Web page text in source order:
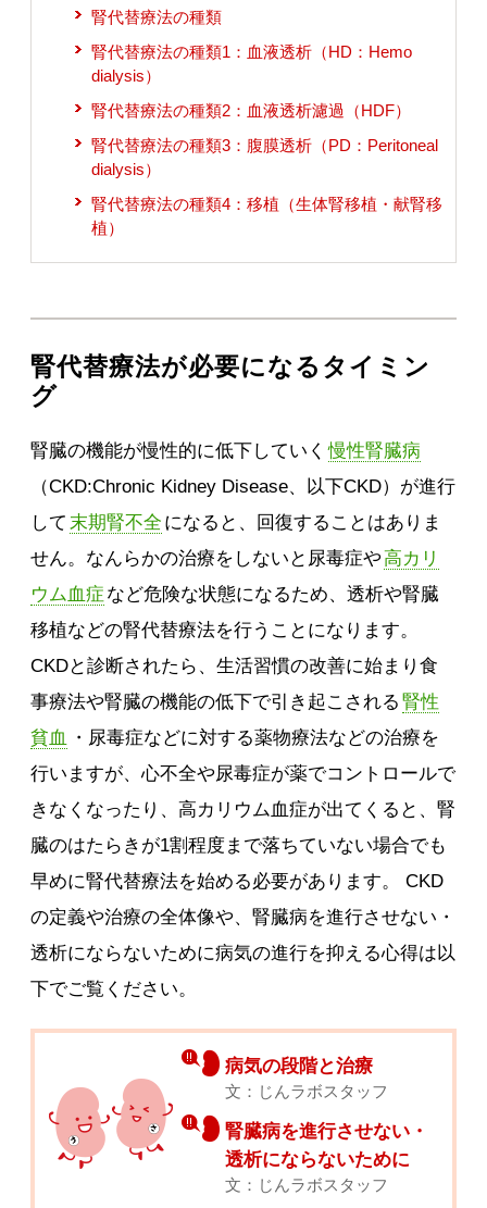
腎代替療法の種類
腎代替療法の種類1：血液透析（HD：Hemo
dialysis）
腎代替療法の種類2：血液透析濾過（HDF）
腎代替療法の種類3：腹膜透析（PD：Peritoneal
dialysis）
腎代替療法の種類4：移植（生体腎移植・献腎移
植）
腎代替療法が必要になるタイミン
グ
腎臓の機能が慢性的に低下していく 慢性腎臓病
（CKD:Chronic Kidney Disease、以下CKD）が進行
して 末期腎不全 になると、回復することはありま
せん。なんらかの治療をしないと尿毒症や高カリ
ウム血症 など危険な状態になるため、透析や腎臓
移植などの腎代替療法を行うことになります。
CKDと診断されたら、生活習慣の改善に始まり食
事療法や腎臓の機能の低下で引き起こされる 腎性
貧血
・尿毒症などに対する薬物療法などの治療を
行いますが、心不全や尿毒症が薬でコントロールで
きなくなったり、高カリウム血症が出てくると、腎
臓のはたらきが1割程度まで落ちていない場合でも
早めに腎代替療法を始める必要があります。 CKD
の定義や治療の全体像や、腎臓病を進行させない・
透析にならないために病気の進行を抑える心得は以
下でご覧ください。
病気の段階と治療
文：じんラボスタッフ
腎臓病を進行させない・
透析にならないために
文：じんラボスタッフ